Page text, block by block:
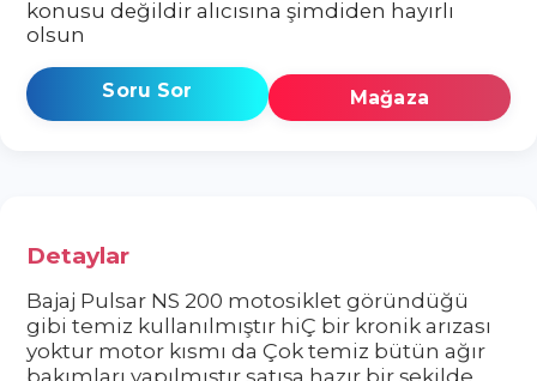
konusu değildir alıcısına şimdiden hayırlı
olsun
Soru Sor Mağaza
Detaylar
Bajaj Pulsar NS 200 motosiklet göründüğü
gibi temiz kullanılmıştır hiÇ bir kronik arızası
yoktur motor kısmı da Çok temiz bütün ağır
bakımları yapılmıştır satışa hazır bir şekilde